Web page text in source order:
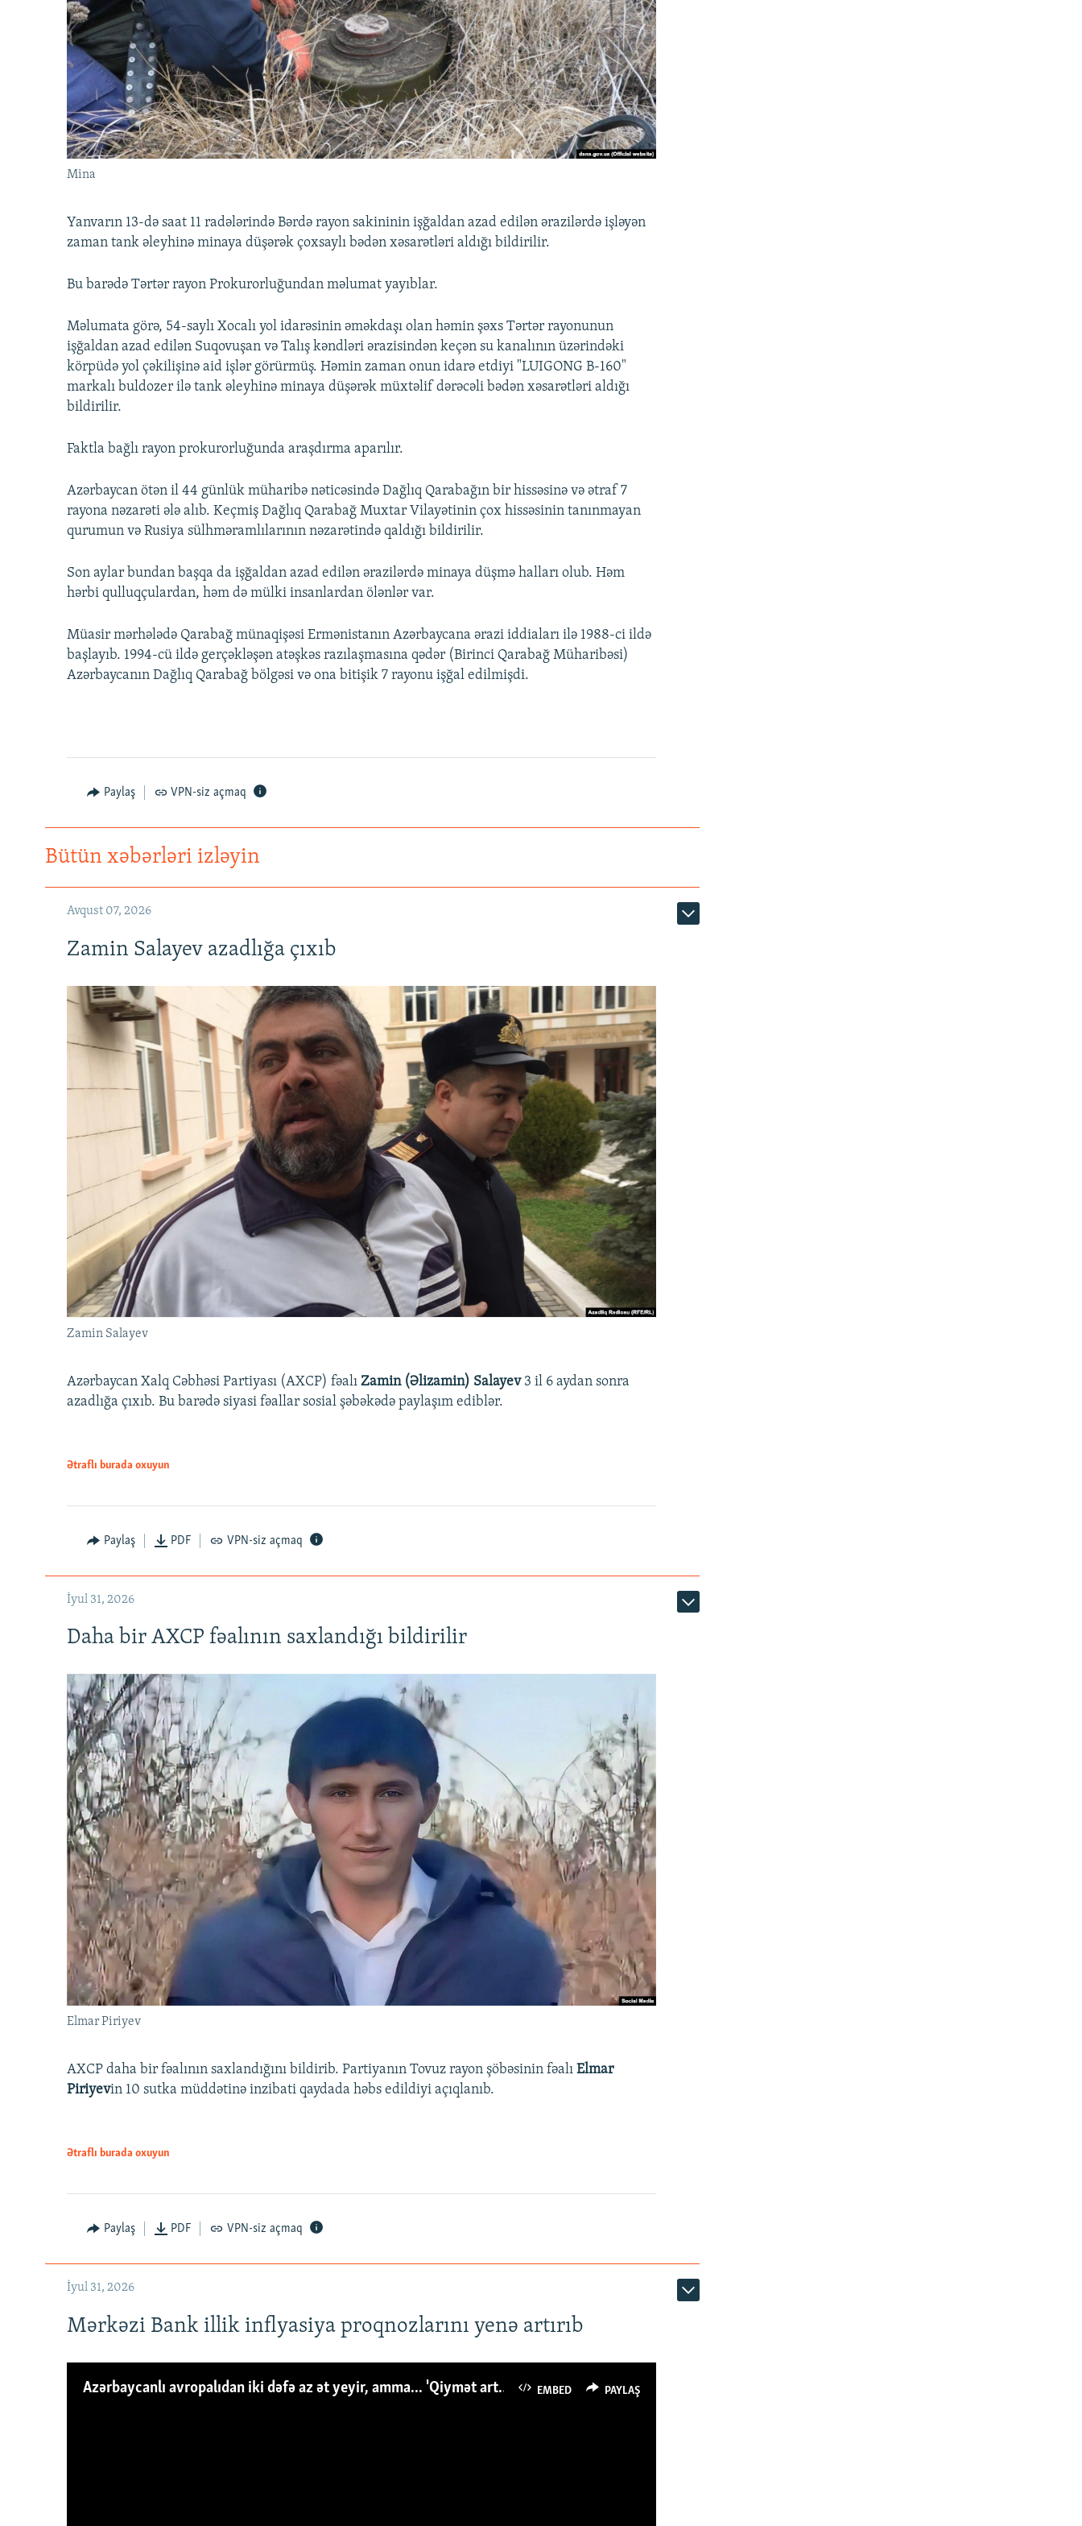
KARIKATURA
İSLAM VƏ DEMOKRATIYA
İZ - MƏDƏNIYYƏT PROQRAMI
PEŞƏ ETIKASI VƏ JURNALISTIKA
STANDARTLARIMIZ
MATERIALLARIMIZDAN ISTIFADƏ
AZADLIQRADIOSU MOBIL TELEFONUNUZDA
BIZIMLƏ ƏLAQƏ
Mina
Yanvarın 13-də saat 11 radələrində Bərdə rayon sakininin işğaldan azad edilən ərazilərdə işləyən
zaman tank əleyhinə minaya düşərək çoxsaylı bədən xəsarətləri aldığı bildirilir.
Bu barədə Tərtər rayon Prokurorluğundan məlumat yayıblar.
Məlumata görə, 54-saylı Xocalı yol idarəsinin əməkdaşı olan həmin şəxs Tərtər rayonunun
işğaldan azad edilən Suqovuşan və Talış kəndləri ərazisindən keçən su kanalının üzərindəki
körpüdə yol çəkilişinə aid işlər görürmüş. Həmin zaman onun idarə etdiyi "LUIGONG B-160"
markalı buldozer ilə tank əleyhinə minaya düşərək müxtəlif dərəcəli bədən xəsarətləri aldığı
bildirilir.
Faktla bağlı rayon prokurorluğunda araşdırma aparılır.
Azərbaycan ötən il 44 günlük müharibə nəticəsində Dağlıq Qarabağın bir hissəsinə və ətraf 7
rayona nəzarəti ələ alıb. Keçmiş Dağlıq Qarabağ Muxtar Vilayətinin çox hissəsinin tanınmayan
qurumun və Rusiya sülhməramlılarının nəzarətində qaldığı bildirilir.
Son aylar bundan başqa da işğaldan azad edilən ərazilərdə minaya düşmə halları olub. Həm
hərbi qulluqçulardan, həm də mülki insanlardan ölənlər var.
Müasir mərhələdə Qarabağ münaqişəsi Ermənistanın Azərbaycana ərazi iddiaları ilə 1988-ci ildə
başlayıb. 1994-cü ildə gerçəkləşən atəşkəs razılaşmasına qədər (Birinci Qarabağ Müharibəsi)
Azərbaycanın Dağlıq Qarabağ bölgəsi və ona bitişik 7 rayonu işğal edilmişdi.
Paylaş VPN-siz açmaq
Bütün xəbərləri izləyin
Avqust 07, 2026
Zamin Salayev azadlığa çıxıb
Zamin Salayev
Azərbaycan Xalq Cəbhəsi Partiyası (AXCP) fəalı Zamin (Əlizamin) Salayev 3 il 6 aydan sonra
azadlığa çıxıb. Bu barədə siyasi fəallar sosial şəbəkədə paylaşım ediblər.
Ətraflı burada oxuyun
Paylaş PDF VPN-siz açmaq
İyul 31, 2026
Daha bir AXCP fəalının saxlandığı bildirilir
Elmar Piriyev
AXCP daha bir fəalının saxlandığını bildirib. Partiyanın Tovuz rayon şöbəsinin fəalı Elmar
Piriyevin 10 sutka müddətinə inzibati qaydada həbs edildiyi açıqlanıb.
Ətraflı burada oxuyun
Paylaş PDF VPN-siz açmaq
İyul 31, 2026
Mərkəzi Bank illik inflyasiya proqnozlarını yenə artırıb
EMBED PAYLAŞ
Azərbaycanlı avropalıdan iki dəfə az ət yeyir, amma... 'Qiymət artımı qaçılmazdır'